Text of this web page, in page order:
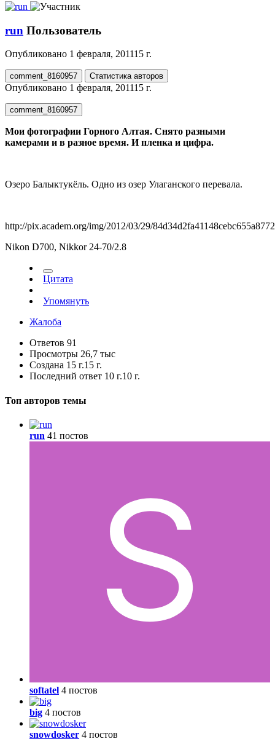
run Пользователь
Опубликовано 1 февраля, 201115 г.
comment_8160957 Статистика авторов
Опубликовано 1 февраля, 201115 г.
comment_8160957
Мои фотографии Горного Алтая. Снято разными
камерами и в разное время. И пленка и цифра.
Озеро Балыктукёль. Одно из озер Улаганского перевала.
http://pix.academ.org/img/2012/03/29/
Nikon D700, Nikkor 24-70/2.8
Цитата
Упомянуть
Жалоба
Ответов 91
Просмотры 26,7 тыс
Создана 15 г.15 г.
Последний ответ 10 г.10 г.
Топ авторов темы
run 41 постов
softatel 4 постов
big 4 постов
snowdosker 4 постов